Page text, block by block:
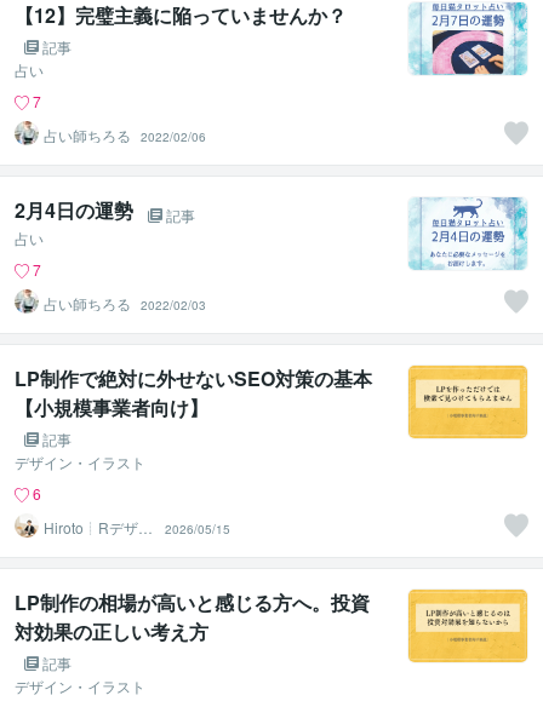
【12】完璧主義に陥っていませんか？
記事
占い
7
占い師ちろる
2022/02/06
2月4日の運勢
記事
占い
7
占い師ちろる
2022/02/03
LP制作で絶対に外せないSEO対策の基本
【小規模事業者向け】
記事
デザイン・イラスト
6
Hiroto┊Rデザイ
ンスタジオ
2026/05/15
LP制作の相場が高いと感じる方へ。投資
対効果の正しい考え方
記事
デザイン・イラスト